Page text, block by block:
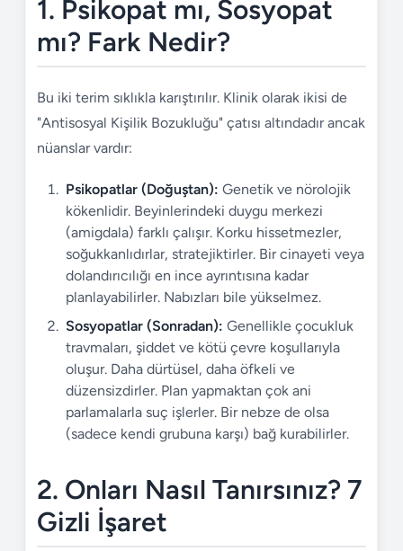
1. Psikopat mı, Sosyopat
mı? Fark Nedir?
Bu iki terim sıklıkla karıştırılır. Klinik olarak ikisi de
"Antisosyal Kişilik Bozukluğu" çatısı altındadır ancak
nüanslar vardır:
Psikopatlar (Doğuştan): Genetik ve nörolojik
kökenlidir. Beyinlerindeki duygu merkezi
(amigdala) farklı çalışır. Korku hissetmezler,
soğukkanlıdırlar, stratejiktirler. Bir cinayeti veya
dolandırıcılığı en ince ayrıntısına kadar
planlayabilirler. Nabızları bile yükselmez.
Sosyopatlar (Sonradan): Genellikle çocukluk
travmaları, şiddet ve kötü çevre koşullarıyla
oluşur. Daha dürtüsel, daha öfkeli ve
düzensizdirler. Plan yapmaktan çok ani
parlamalarla suç işlerler. Bir nebze de olsa
(sadece kendi grubuna karşı) bağ kurabilirler.
2. Onları Nasıl Tanırsınız? 7
Gizli İşaret